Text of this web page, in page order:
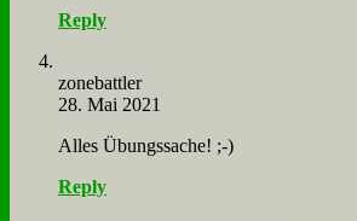
Reply
zone­batt­ler
28. Mai 2021
Al­les Übungs­sa­che! ;-)
Reply